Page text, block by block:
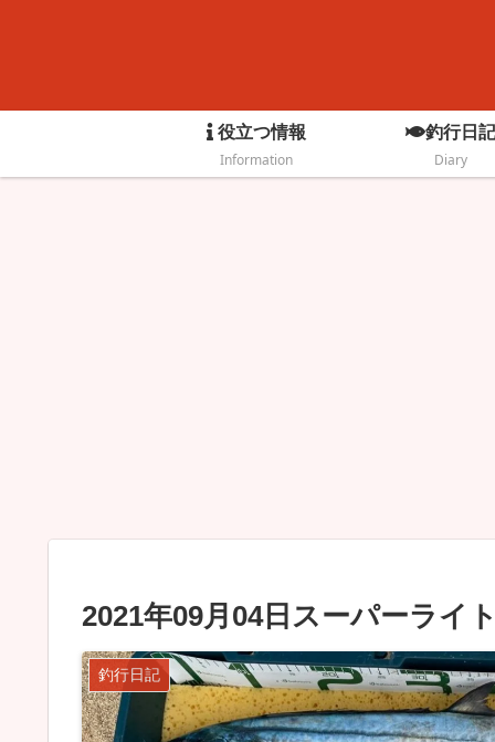
役立つ情報
Information
釣行日記
Diary
2021年09月04日スーパーライ
釣行日記